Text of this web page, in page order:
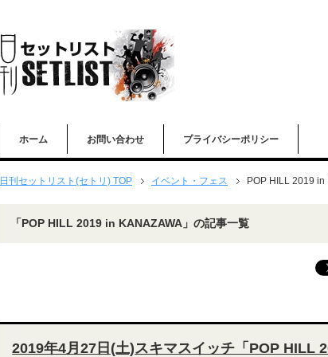
ホーム お問い合わせ プライバシーポリシー
日刊セットリスト(セトリ) TOP イベント・フェス POP HILL 2019 in
「POP HILL 2019 in KANAZAWA」の記事一覧
2019年4月27日(土)スキマスイッチ「POP HILL